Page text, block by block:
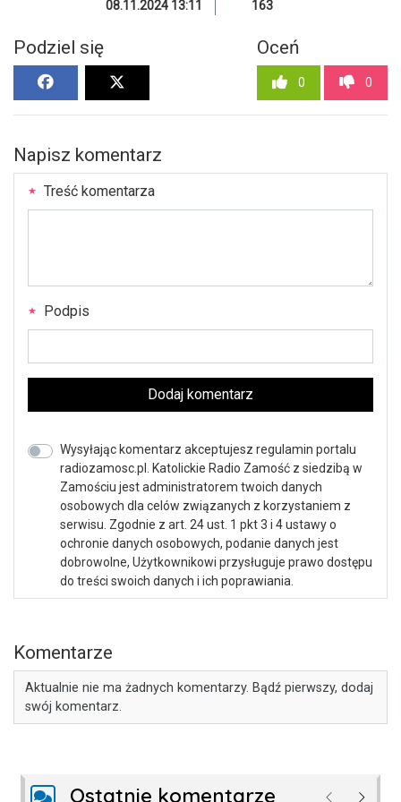
08.11.2024 13:11 163
Podziel się Oceń
0 0
Napisz komentarz
Treść komentarza
Podpis
Dodaj komentarz
Wysyłając komentarz akceptujesz regulamin portalu
radiozamosc.pl. Katolickie Radio Zamość z siedzibą w
Zamościu jest administratorem twoich danych
osobowych dla celów związanych z korzystaniem z
serwisu. Zgodnie z art. 24 ust. 1 pkt 3 i 4 ustawy o
ochronie danych osobowych, podanie danych jest
dobrowolne, Użytkownikowi przysługuje prawo dostępu
do treści swoich danych i ich poprawiania.
Komentarze
Aktualnie nie ma żadnych komentarzy. Bądź pierwszy, dodaj
swój komentarz.
Ostatnie komentarze